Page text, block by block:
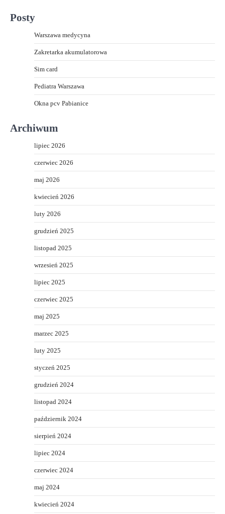
Posty
Warszawa medycyna
Zakretarka akumulatorowa
Sim card
Pediatra Warszawa
Okna pcv Pabianice
Archiwum
lipiec 2026
czerwiec 2026
maj 2026
kwiecień 2026
luty 2026
grudzień 2025
listopad 2025
wrzesień 2025
lipiec 2025
czerwiec 2025
maj 2025
marzec 2025
luty 2025
styczeń 2025
grudzień 2024
listopad 2024
październik 2024
sierpień 2024
lipiec 2024
czerwiec 2024
maj 2024
kwiecień 2024